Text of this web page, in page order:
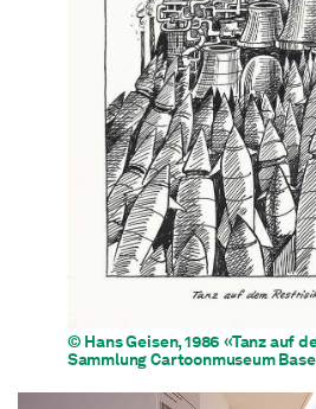
© Hans Geisen, 1986 «Tanz auf
Sammlung Cartoonmuseum